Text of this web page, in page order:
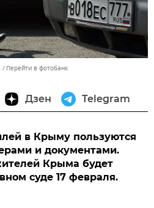
Перейти в фотобанк
Дзен Telegram
в Крыму пользуются
и документами.
Крыма будет
суде 17 февраля.